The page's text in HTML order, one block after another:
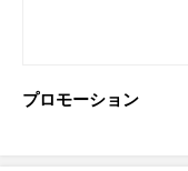
プロモーション